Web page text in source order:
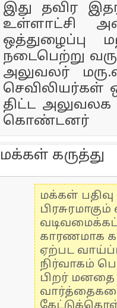
இது தவிர
உள்ளாட்சி
ஒத்துழைப்பு
நடைபெற்று
அலுவலர்
செவிலியர்கள்
திட்ட
கொண்டனர்
மக்கள் கருத்து
மக்கள்
காரணமாக
ஏற்பட
நிர்வாகம்
பிறர் மனதை